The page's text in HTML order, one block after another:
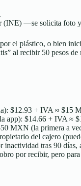
(INE) —se solicita
el plástico, o bien
al recibir 50 pesos de
$12.93 + IVA ≈ $15
app): $14.66 + IVA ≈
MXN (la primera a
del cajero
tras 90
por recibir, pero